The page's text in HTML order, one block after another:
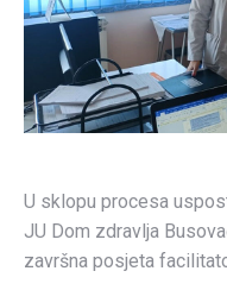
U sklopu procesa
JU Dom zdravlja
završna posjeta